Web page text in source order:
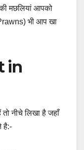
मछलियां आपको
भी आप खा
in
नीचे लिखा है जहाँ
है:-